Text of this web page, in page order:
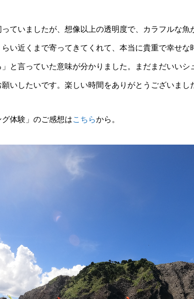
ていましたが、想像以上の透明度で、カラフルな
い近くまで寄ってきてくれて、本当に貴重で幸せ
と言っていた意味が分かりました。まだまだいい
いしたいです。楽しい時間をありがとうございまし
体験」のご感想はこちらから。